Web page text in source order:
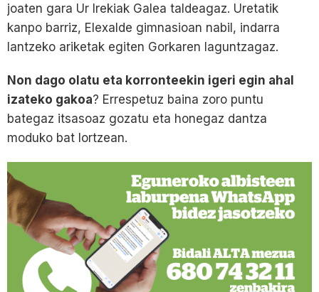
joaten gara Ur Irekiak Galea taldeagaz. Uretatik
kanpo barriz, Elexalde gimnasioan nabil, indarra
lantzeko ariketak egiten Gorkaren laguntzagaz.
Non dago olatu eta korronteekin igeri egin ahal
izateko gakoa? Errespetuz baina zoro puntu
bategaz itsasoaz gozatu eta honegaz dantza
moduko bat lortzean.